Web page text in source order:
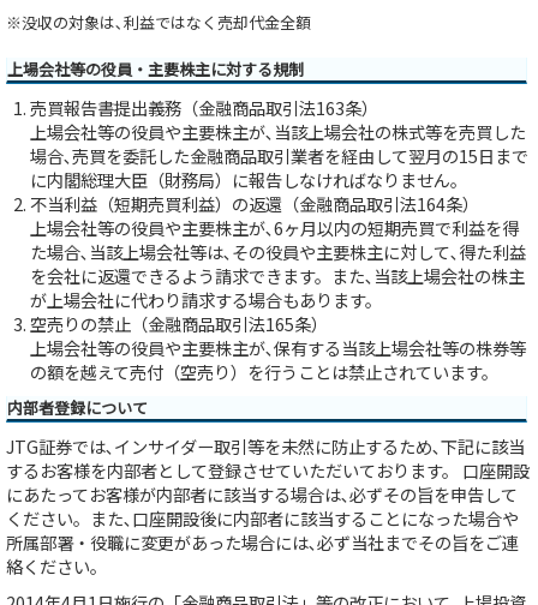
※没収の対象は､利益ではなく売却代金全額
上場会社等の役員・主要株主に対する規制
売買報告書提出義務（金融商品取引法163条）
上場会社等の役員や主要株主が､当該上場会社の株式等を売買した
場合､売買を委託した金融商品取引業者を経由して翌月の15日まで
に内閣総理大臣（財務局）に報告しなければなりません。
不当利益（短期売買利益）の返還（金融商品取引法164条）
上場会社等の役員や主要株主が､6ヶ月以内の短期売買で利益を得
た場合､当該上場会社等は､その役員や主要株主に対して､得た利益
を会社に返還できるよう請求できます。また､当該上場会社の株主
が上場会社に代わり請求する場合もあります。
空売りの禁止（金融商品取引法165条）
上場会社等の役員や主要株主が､保有する当該上場会社等の株券等
の額を越えて売付（空売り）を行うことは禁止されています。
内部者登録について
JTG証券では､インサイダー取引等を未然に防止するため､下記に該当
するお客様を内部者として登録させていただいております。 口座開設
にあたってお客様が内部者に該当する場合は､必ずその旨を申告して
ください。また､口座開設後に内部者に該当することになった場合や
所属部署・役職に変更があった場合には､必ず当社までその旨をご連
絡ください。